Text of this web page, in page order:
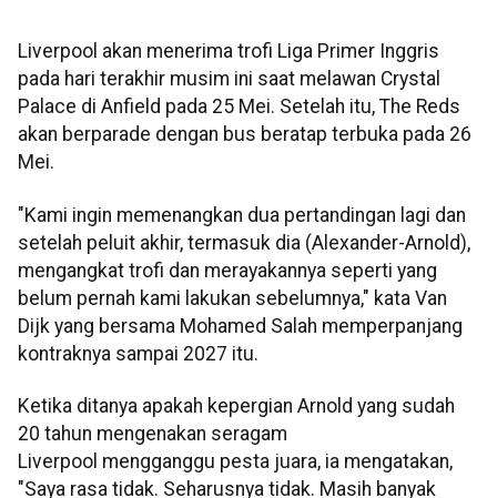
Liverpool akan menerima trofi Liga Primer Inggris
pada hari terakhir musim ini saat melawan Crystal
Palace di Anfield pada 25 Mei. Setelah itu, The Reds
akan berparade dengan bus beratap terbuka pada 26
Mei.
"Kami ingin memenangkan dua pertandingan lagi dan
setelah peluit akhir, termasuk dia (Alexander-Arnold),
mengangkat trofi dan merayakannya seperti yang
belum pernah kami lakukan sebelumnya," kata Van
Dijk yang bersama Mohamed Salah memperpanjang
kontraknya sampai 2027 itu.
Ketika ditanya apakah kepergian Arnold yang sudah
20 tahun mengenakan seragam
Liverpool mengganggu pesta juara, ia mengatakan,
"Saya rasa tidak. Seharusnya tidak. Masih banyak